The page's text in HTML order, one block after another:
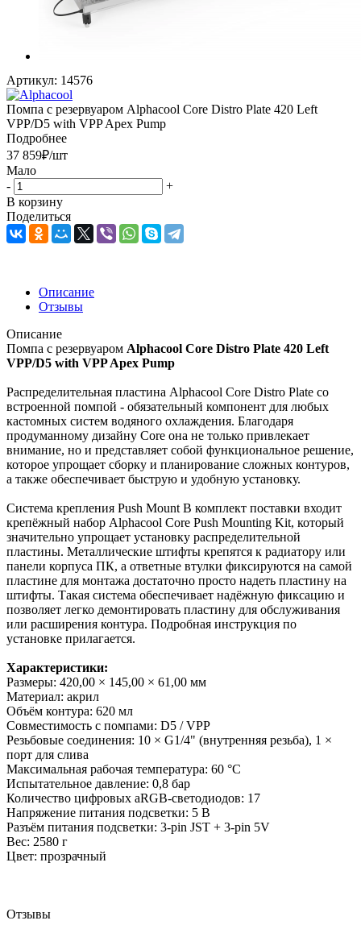
Артикул: 14576
Помпа с резервуаром Alphacool Core Distro Plate 420 Left
VPP/D5 with VPP Apex Pump
Подробнее
37 859₽/шт
Мало
-
+
В корзину
Поделиться
Описание
Отзывы
Описание
Помпа с резервуаром Alphacool Core Distro Plate 420 Left
VPP/D5 with VPP Apex Pump
Распределительная пластина Alphacool Core Distro Plate со
встроенной помпой - обязательный компонент для любых
кастомных систем водяного охлаждения. Благодаря
продуманному дизайну Core она не только привлекает
внимание, но и представляет собой функциональное решение,
которое упрощает сборку и планирование сложных контуров,
а также обеспечивает быструю и удобную установку.
Система крепления Push Mount В комплект поставки входит
крепёжный набор Alphacool Core Push Mounting Kit, который
значительно упрощает установку распределительной
пластины. Металлические штифты крепятся к радиатору или
панели корпуса ПК, а ответные втулки фиксируются на самой
пластине для монтажа достаточно просто надеть пластину на
штифты. Такая система обеспечивает надёжную фиксацию и
позволяет легко демонтировать пластину для обслуживания
или расширения контура. Подробная инструкция по
установке прилагается.
Характеристики:
Размеры: 420,00 × 145,00 × 61,00 мм
Материал: акрил
Объём контура: 620 мл
Совместимость с помпами: D5 / VPP
Резьбовые соединения: 10 × G1/4" (внутренняя резьба), 1 ×
порт для слива
Максимальная рабочая температура: 60 °C
Испытательное давление: 0,8 бар
Количество цифровых aRGB-светодиодов: 17
Напряжение питания подсветки: 5 В
Разъём питания подсветки: 3-pin JST + 3-pin 5V
Вес: 2580 г
Цвет: прозрачный
Отзывы